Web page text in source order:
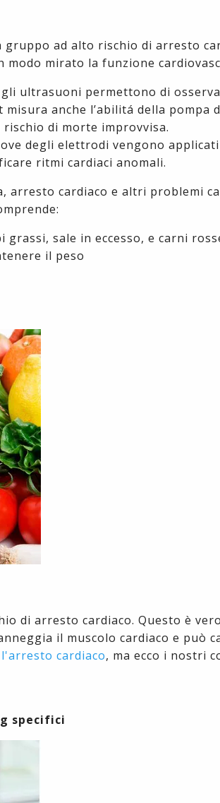
ad alto rischio di arresto
mirato la funzione
ultrasuoni permettono di
anche l’abilitá della pompa
di morte improvvisa.
degli elettrodi vengono
ritmi cardiaci anomali.
arresto cardiaco e altri problemi
sale in eccesso, e carni
il peso
di arresto cardiaco. Questo è vero
il muscolo cardiaco e può
cardiaco, ma ecco i nostri
specifici